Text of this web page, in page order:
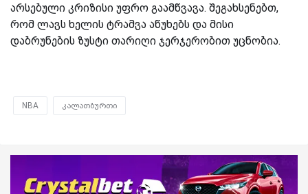
არსებული კრიზისი უფრო გაამწვავა. შეგახსენებთ,
რომ ლავს ხელის ტრამვა აწუხებს და მისი
დაბრუნების ზუსტი თარიღი ჯერჯერობით უცნობია.
NBA კალათბურთი